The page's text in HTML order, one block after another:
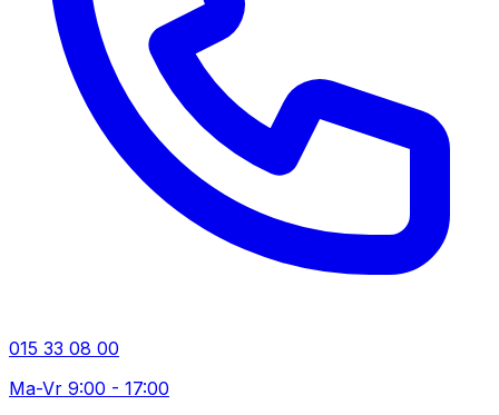
015 33 08 00
Ma-Vr 9:00 - 17:00